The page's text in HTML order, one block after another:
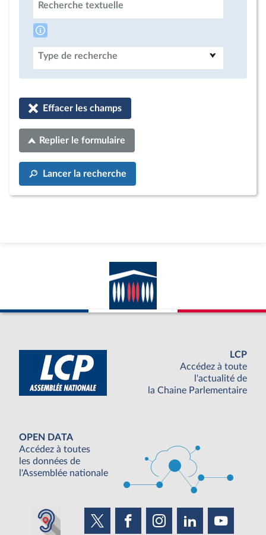
Recherche textuelle
Type de recherche
Effacer les champs
Replier le formulaire
Lancer la recherche
LCP
Accédez à toute
l'actualité de
la Chaine Parlementaire
OPEN DATA
Accédez à toutes
les données de
l'Assemblée nationale